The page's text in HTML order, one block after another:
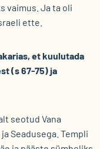
vaimus. Ja ta oli
ette.
et kuulutada
(s 67-75) ja
seotud Vana
Seadusega. Templi